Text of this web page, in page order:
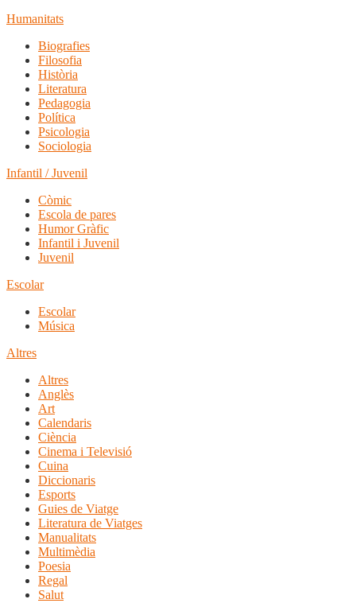
Humanitats
Biografies
Filosofia
Història
Literatura
Pedagogia
Política
Psicologia
Sociologia
Infantil / Juvenil
Còmic
Escola de pares
Humor Gràfic
Infantil i Juvenil
Juvenil
Escolar
Escolar
Música
Altres
Altres
Anglès
Art
Calendaris
Ciència
Cinema i Televisió
Cuina
Diccionaris
Esports
Guies de Viatge
Literatura de Viatges
Manualitats
Multimèdia
Poesia
Regal
Salut